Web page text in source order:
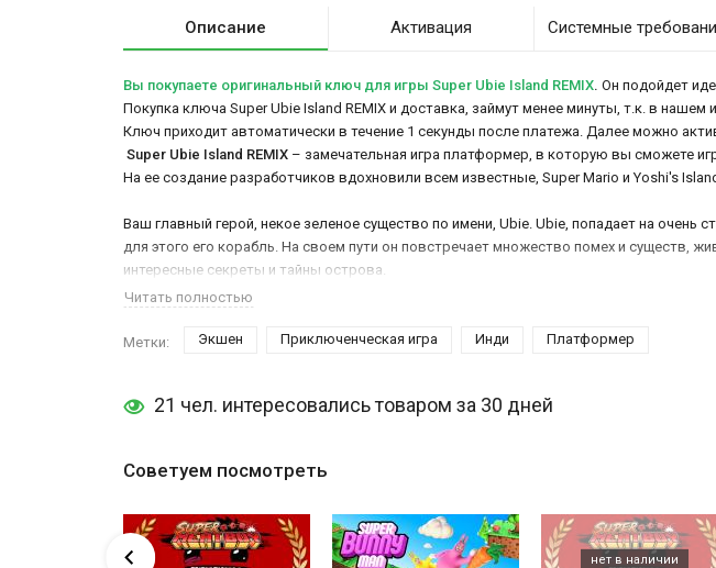
Описание Активация Системные
Вы покупаете оригинальный ключ для игры Super Ubie Island REMIX. Он подойдет
Покупка ключа Super Ubie Island REMIX и доставка, займут менее минуты, т.к. в нашем
Ключ приходит автоматически в течение 1 секунды после платежа. Далее можно
Super Ubie Island REMIX – замечательная игра платформер, в которую вы сможете
На ее создание разработчиков вдохновили всем известные, Super Mario и Yoshi's
Ваш главный герой, некое зеленое существо по имени, Ubie. Ubie, попадает на
для этого его корабль. На своем пути он повстречает множество помех и существ,
интересные секреты и тайны острова.
Читать полностью
Метки: Экшен Приключенческая игра Инди Платформер
21 чел. интересовались товаром за 30 дней
Советуем посмотреть